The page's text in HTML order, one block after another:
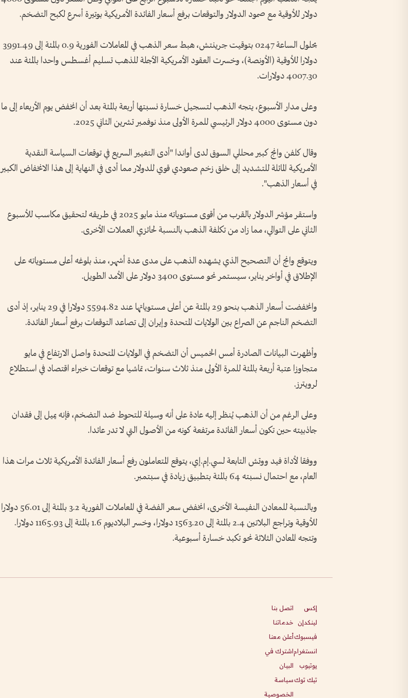
دولار للأوقية مع صمود ‌الدولار والتوقعات برفع أسعار الفائدة الأمريكية بوتيرة أسرع لكبح التضخم.
بحلول الساعة 0247 بتوقيت جرينتش، هبط سعر الذهب في المعاملات الفورية 0.9 بالمئة إلى 3991.49
دولارا للأوقية (الأونصة)، وخسرت العقود الأمريكية الآجلة للذهب تسليم أغسطس واحدا بالمئة عند
4007.30 دولارات.
وعلى مدار الأسبوع، يتجه الذهب لتسجيل خسارة نسبتها ⁠أربعة بالمئة بعد أن انخفض يوم الأربعاء إلى ما
دون مستوى 4000 دولار الرئيسي للمرة الأولى منذ نوفمبر تشرين الثاني 2025.
وقال كلفن وانج كبير محللي السوق لدى أواندا "أدى التغيير السريع في توقعات السياسة ‌النقدية
الأمريكية المائلة للتشديد إلى خلق زخم صعودي قوي للدولار مما أدى في النهاية إلى هذا الانخفاض الكبير
في أسعار الذهب".
واستقر مؤشر الدولار بالقرب ‌من أقوى مستوياته منذ مايو 2025 في طريقه لتحقيق ‌مكاسب للأسبوع
الثاني على التوالي، مما زاد من تكلفة الذهب ‌بالنسبة لحائزي العملات الأخرى.
ويتوقع وانج ‌أن التصحيح الذي يشهده الذهب على مدى عدة أشهر، منذ بلوغه أعلى مستوياته على
الإطلاق في أواخر يناير، سيستمر نحو مستوى 3400 دولار على الأمد الطويل.
وانخفضت ⁠أسعار الذهب بنحو 29 بالمئة عن أعلى مستوياتها عند 5594.82 دولارا في 29 يناير، إذ أدى
التضخم الناجم عن الصراع بين الولايات المتحدة وإيران ⁠إلى تصاعد التوقعات ⁠برفع أسعار الفائدة.
وأظهرت البيانات الصادرة أمس الخميس أن التضخم في الولايات المتحدة واصل الارتفاع في مايو
متجاوزا عتبة أربعة بالمئة للمرة الأولى منذ ثلاث ⁠سنوات، تماشيا مع توقعات خبراء اقتصاد في استطلاع
لرويترز.
وعلى الرغم من أن الذهب يُنظر إليه عادة على أنه وسيلة للتحوط ضد التضخم، فإنه يميل إلى فقدان
جاذبيته حين تكون أسعار الفائدة مرتفعة كونه من الأصول التي لا تدر عائدا.
ووفقا لأداة فيد ووتش التابعة ‌لسي.إم.إي، يتوقع المتعاملون رفع أسعار الفائدة الأمريكية ثلاث مرات هذا
العام، مع احتمال نسبته 64 بالمئة بتطبيق زيادة في سبتمبر.
وبالنسبة للمعادن النفيسة الأخرى، انخفض سعر الفضة في المعاملات الفورية 3.2 بالمئة إلى 56.01 دولارا
للأوقية وتراجع البلاتين 2.4 بالمئة إلى 1563.20 دولارا، وخسر البلاديوم 1.6 بالمئة إلى 1165.93 دولارا.
وتتجه المعادن الثلاثة نحو تكبد ‌خسارة أسبوعية.
إكس
لينكدإن
فيسبوك
انستغرام
يوتيوب
تيك توك
اتصل بنا
خدماتنا
أعلن معنا
اشترك في
البيان
سياسة
الخصوصية